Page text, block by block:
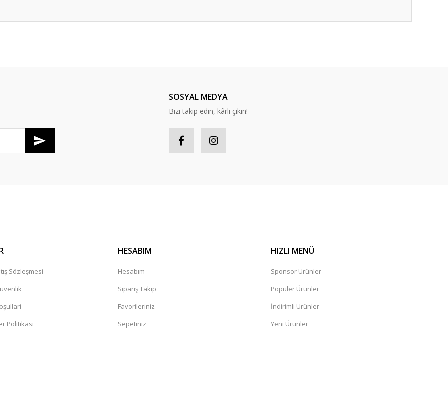
SOSYAL MEDYA
Bizi takip edin, kârlı çıkın!
Sözleşmesi
Politikası
HESABIM
Hesabım
Sipariş Takip
Favorileriniz
Sepetiniz
HIZLI MENÜ
Sponsor Ürünler
Popüler Ürünler
İndirimli Ürünler
Yeni Ürünler